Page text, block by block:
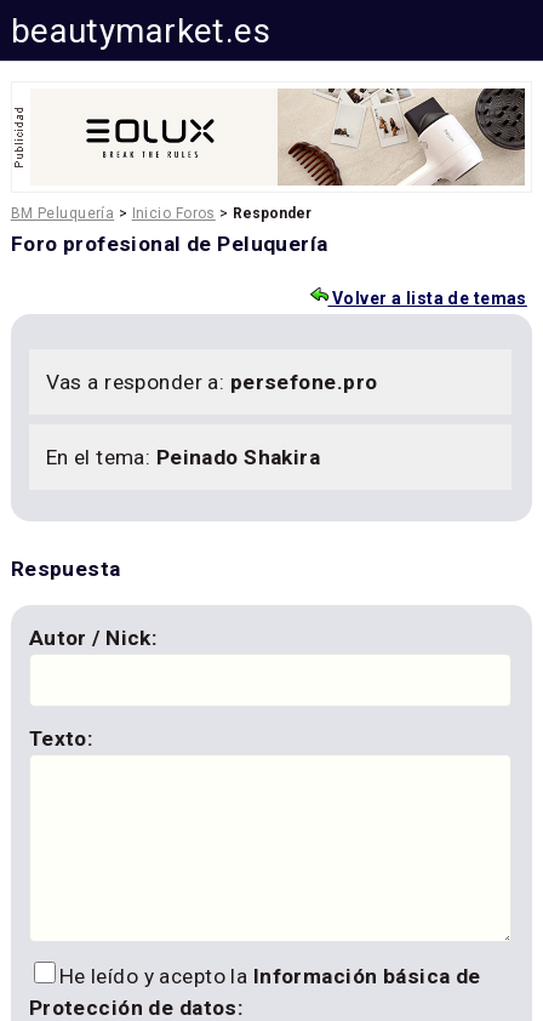
beautymarket.es
BM Peluquería > Inicio Foros > Responder
Foro profesional de Peluquería
Volver a lista de temas
Vas a responder a: persefone.pro
En el tema: Peinado Shakira
Respuesta
Autor / Nick:
Texto:
He leído y acepto la Información básica de
Protección de datos: